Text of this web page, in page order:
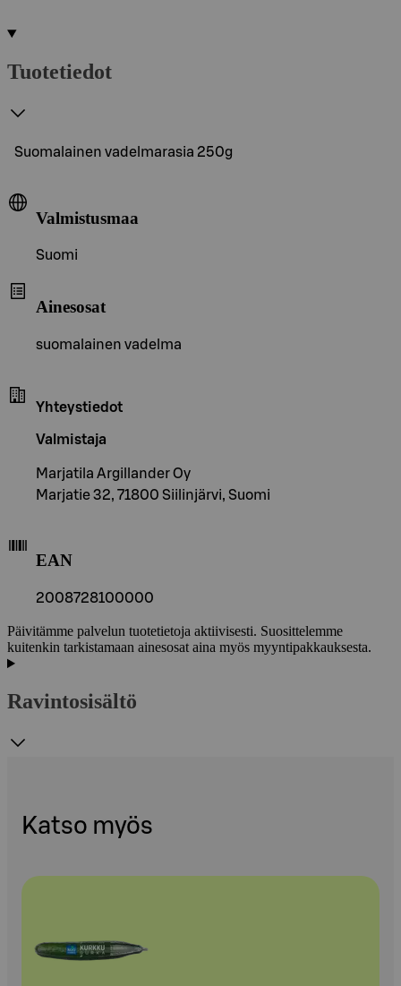
Tuotetiedot
Suomalainen vadelmarasia 250g
Valmistusmaa
Suomi
Ainesosat
suomalainen vadelma
Yhteystiedot
Valmistaja
Marjatila Argillander Oy
Marjatie 32, 71800 Siilinjärvi, Suomi
EAN
2008728100000
Päivitämme palvelun tuotetietoja aktiivisesti. Suosittelemme
kuitenkin tarkistamaan ainesosat aina myös myyntipakkauksesta.
Ravintosisältö
Katso myös